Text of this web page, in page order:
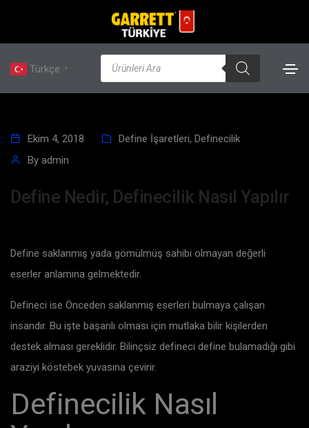
Türkçe ▼
Ekim 4, 2018 Define İşaretleri, Definecilik
By admin
Define Nedir, Definecilik Nasıl Yapılır
Define saklanmış yada gömülmüş sahibi olmayan değerli
eserler anlamına gelmektedir.
Defineci ise Önceden saklanmış eserleri bulmaya çalışan
insandır. Bu işte başarılı olması için mutlaka bilir kişilerden
destek alması gereklidir. Bilinçsiz defineci define bulamadığı gibi
araziyi köstebek yuvasına çevirir.
Definecilik Nasıl